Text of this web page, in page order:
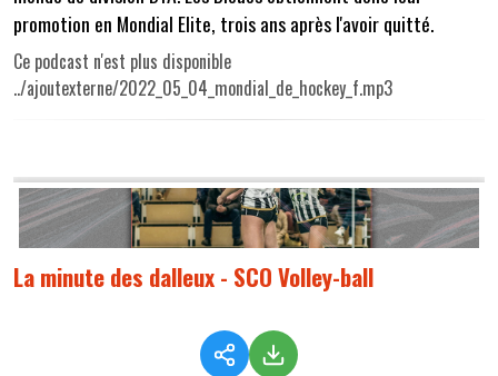
promotion en Mondial Elite, trois ans après l'avoir quitté.
Ce podcast n'est plus disponible
../ajoutexterne/2022_05_04_mondial_de_hockey_f.mp3
La minute des dalleux - SCO Volley-ball